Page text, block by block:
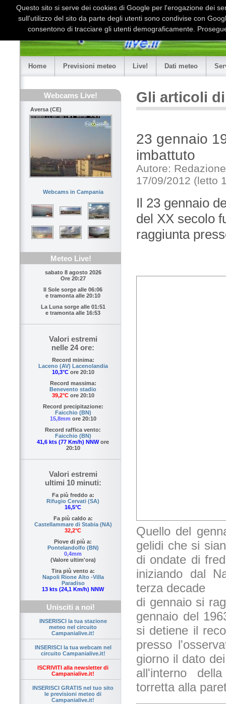
Home Previsioni meteo Live! Dati meteo
Webcams Live!
Aversa (CE)
Webcams in Campania
Meteo Live!
sabato 8 agosto 2026
Ore 20:27
Il Sole sorge alle 06:06
e tramonta alle 20:10
La Luna sorge alle 01:51
e tramonta alle 16:53
Valori estremi
nelle 24 ore:
Record minima:
Laceno (AV) Lacenolandia
10,3°Core 20:10
Record massima:
Benevento stadio
39,2°Core 20:10
Record precipitazione:
Faicchio (BN)
15,8mm ore 20:10
Record raffica vento:
Faicchio (BN)
41,6 kts (77 Km/h) NNWore
20:10
Valori estremi
ultimi 10 minuti:
Fa più freddo a:
Rifugio Cervati (SA)
16,5°C
Fa più caldo a:
Castellammare di Stabia (NA)
32,2°C
Piove di più a:
Pontelandolfo (BN)
0,4mm
(Valore ultim'ora)
Tira più vento a:
Napoli Rione Alto -Villa
Paradiso
13 kts (24,1 Km/h) NNW
Unisciti a noi!
INSERISCI la tua stazione
meteo nel circuito
Campanialive.it!
INSERISCI la tua webcam nel
circuito Campanialive.it!
ISCRIVITI alla newsletter di
Campanialive.it!
INSERISCI GRATIS nel tuo sito
le previsioni meteo di
Campanialive.it!
Gli articoli
23 gennaio
imbattuto
Autore:
17/09/2012 (letto
Il 23 gennaio
del XX secolo
raggiunta
Quello del
gelidi che si
di ondate di
iniziando dal
terza decade
di gennaio si
gennaio del
si detiene il
presso
giorno il dato
all'interno
torretta alla
Questo sito si serve dei cookies di Google per l'erogazione dei
sull'utilizzo del sito da parte degli utenti sono condivise con
consentono di tracciare gli utenti demograficamente.